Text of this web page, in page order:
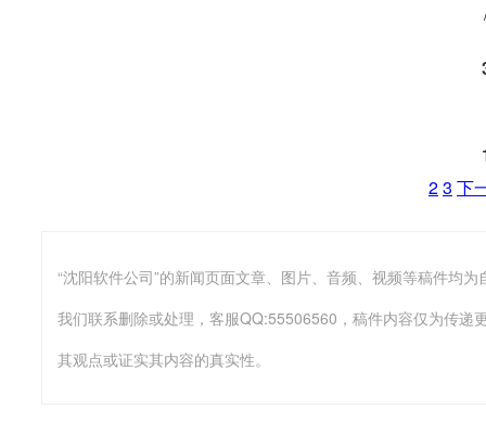
23 下
我们联系删除或处理，客服QQ:55506560，稿件内容仅为传递
其观点或证实其内容的真实性。